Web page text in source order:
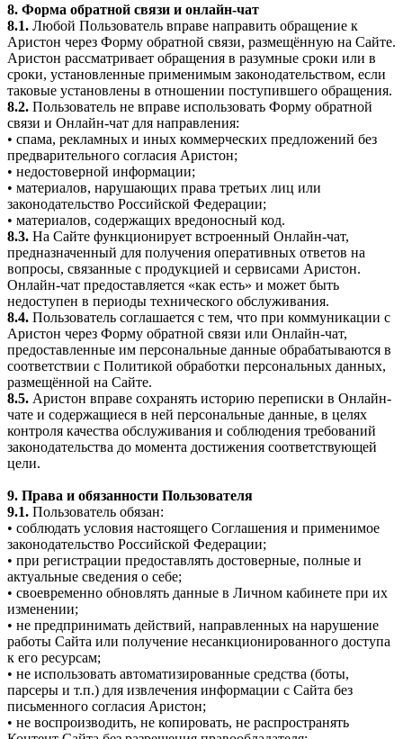
8. Форма обратной связи и онлайн-чат
8.1. Любой Пользователь вправе направить обращение к
Аристон через Форму обратной связи, размещённую на Сайте.
Аристон рассматривает обращения в разумные сроки или в
сроки, установленные применимым законодательством, если
таковые установлены в отношении поступившего обращения.
8.2. Пользователь не вправе использовать Форму обратной
связи и Онлайн-чат для направления:
• спама, рекламных и иных коммерческих предложений без
предварительного согласия Аристон;
• недостоверной информации;
• материалов, нарушающих права третьих лиц или
законодательство Российской Федерации;
• материалов, содержащих вредоносный код.
8.3. На Сайте функционирует встроенный Онлайн-чат,
предназначенный для получения оперативных ответов на
вопросы, связанные с продукцией и сервисами Аристон.
Онлайн-чат предоставляется «как есть» и может быть
недоступен в периоды технического обслуживания.
8.4. Пользователь соглашается с тем, что при коммуникации с
Аристон через Форму обратной связи или Онлайн-чат,
предоставленные им персональные данные обрабатываются в
соответствии с Политикой обработки персональных данных,
размещённой на Сайте.
8.5. Аристон вправе сохранять историю переписки в Онлайн-
чате и содержащиеся в ней персональные данные, в целях
контроля качества обслуживания и соблюдения требований
законодательства до момента достижения соответствующей
цели.
9. Права и обязанности Пользователя
9.1. Пользователь обязан:
• соблюдать условия настоящего Соглашения и применимое
законодательство Российской Федерации;
• при регистрации предоставлять достоверные, полные и
актуальные сведения о себе;
• своевременно обновлять данные в Личном кабинете при их
изменении;
• не предпринимать действий, направленных на нарушение
работы Сайта или получение несанкционированного доступа
к его ресурсам;
• не использовать автоматизированные средства (боты,
парсеры и т.п.) для извлечения информации с Сайта без
письменного согласия Аристон;
• не воспроизводить, не копировать, не распространять